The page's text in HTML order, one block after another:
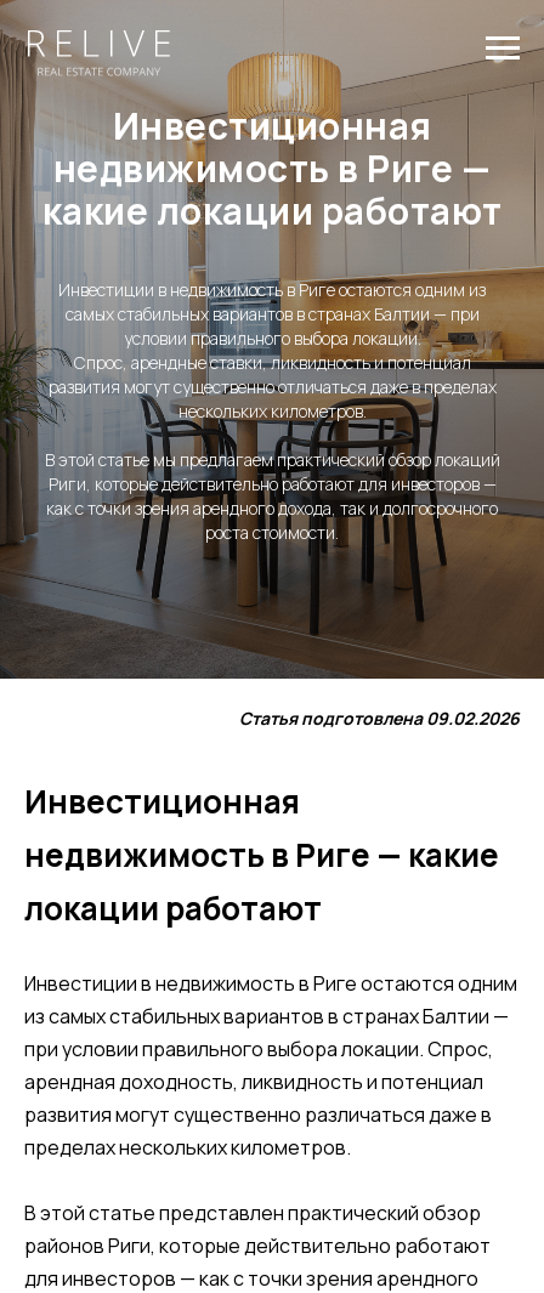
Инвестиционная
недвижимость в Риге —
какие локации работают
Инвестиции в недвижимость в Риге остаются одним из
самых стабильных вариантов в странах Балтии — при
условии правильного выбора локации.
Спрос, арендные ставки, ликвидность и потенциал
развития могут существенно отличаться даже в пределах
нескольких километров.
В этой статье мы предлагаем практический обзор локаций
Риги, которые действительно работают для инвесторов —
как с точки зрения арендного дохода, так и долгосрочного
роста стоимости.
Статья подготовлена 09.02.2026
Инвестиционная
недвижимость в Риге — какие
локации работают
Инвестиции в недвижимость в Риге остаются одним
из самых стабильных вариантов в странах Балтии —
при условии правильного выбора локации. Спрос,
арендная доходность, ликвидность и потенциал
развития могут существенно различаться даже в
пределах нескольких километров.
В этой статье представлен практический обзор
районов Риги, которые действительно работают
для инвесторов — как с точки зрения арендного